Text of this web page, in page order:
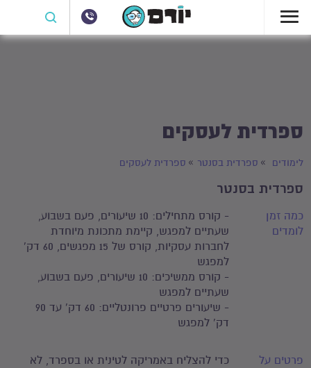
ספרדית לעסקים
לימודים ספרדית בסנטר ספרדית לעסקים
ספרדית בסנטר
כמה זמן
לומדים
- קורס מתחילים: 10 שיעורים, פעם בשבוע,
שעתיים למפגש, קיימת מתכונת מיוחדת
לחברות עסקיות, קורס של 15 מפגשים, 60 דק'
למפגש
- קורס ממשיכים: 10 שיעורים, פעם בשבוע,
שעתיים למפגש
- שיעורים פרטיים פרונטליים: 60 דק' עד 90
דק' למפגש
פרטים על
כדי להצליח באמריקה לטינית או בספרד, לא